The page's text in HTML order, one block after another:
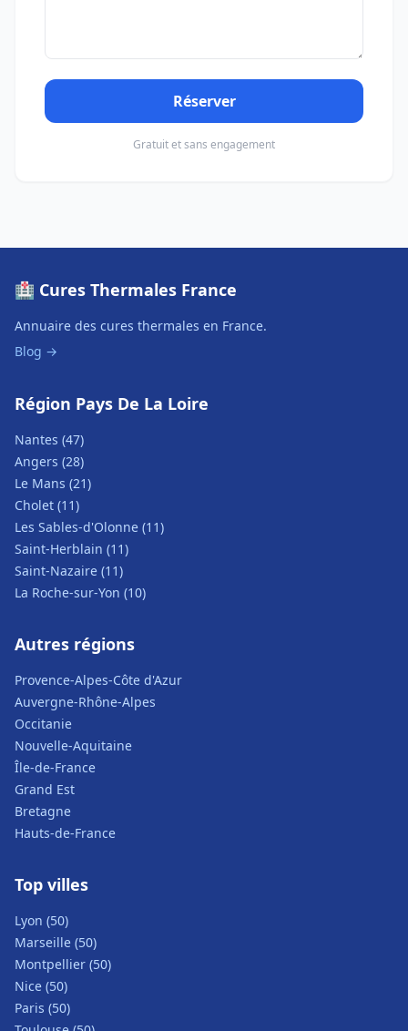
Réserver
Gratuit et sans engagement
🏥 Cures Thermales France
Annuaire des cures thermales en France.
Blog →
Région Pays De La Loire
Nantes (47)
Angers (28)
Le Mans (21)
Cholet (11)
Les Sables-d'Olonne (11)
Saint-Herblain (11)
Saint-Nazaire (11)
La Roche-sur-Yon (10)
Autres régions
Provence-Alpes-Côte d'Azur
Auvergne-Rhône-Alpes
Occitanie
Nouvelle-Aquitaine
Île-de-France
Grand Est
Bretagne
Hauts-de-France
Top villes
Lyon (50)
Marseille (50)
Montpellier (50)
Nice (50)
Paris (50)